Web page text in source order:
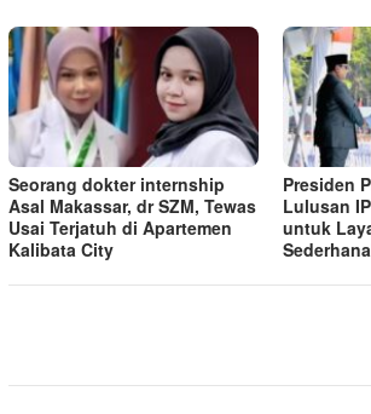
Seorang dokter internship
Asal Makassar, dr SZM, Tewas
Usai Terjatuh di Apartemen
Kalibata City
Presiden
Lulusan
untuk